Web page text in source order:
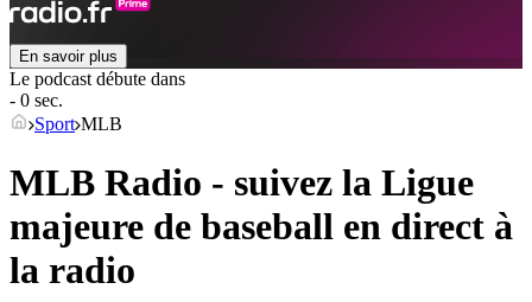
En savoir plus
Le podcast débute dans
- 0 sec.
Sport MLB
MLB Radio - suivez la Ligue
majeure de baseball en direct à
la radio